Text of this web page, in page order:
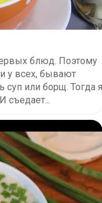
блюд. Поэтому
у всех, бывают
суп или борщ. Тогда я
съедает...